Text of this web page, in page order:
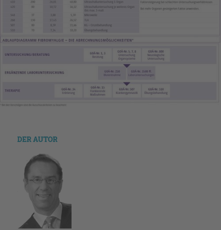
DER AUTOR